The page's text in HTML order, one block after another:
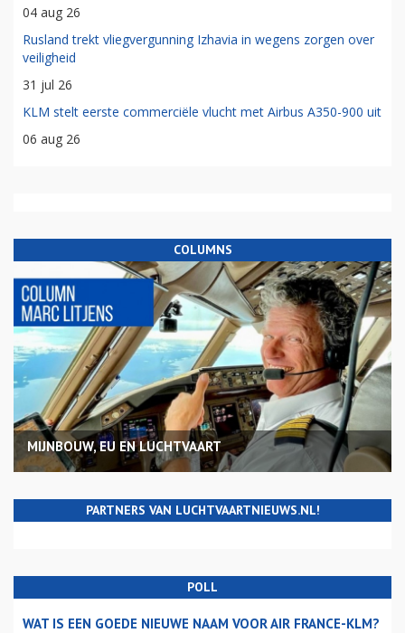
04 aug 26
Rusland trekt vliegvergunning Izhavia in wegens zorgen over
veiligheid
31 jul 26
KLM stelt eerste commerciële vlucht met Airbus A350-900 uit
06 aug 26
COLUMNS
MIJNBOUW, EU EN LUCHTVAART
PARTNERS VAN LUCHTVAARTNIEUWS.NL!
POLL
WAT IS EEN GOEDE NIEUWE NAAM VOOR AIR FRANCE-KLM?